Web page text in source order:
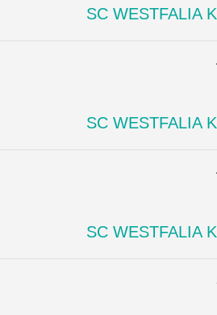
SC WESTFALIA
SC WESTFALIA
SC WESTFALIA